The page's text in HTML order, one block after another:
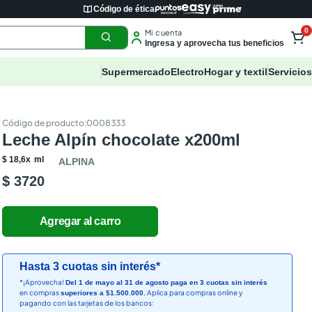
Código de ética
Mi cuenta
Ingresa y aprovecha tus beneficios
0
SupermercadoElectroHogar y textilServicios
:0008333
Leche Alpín chocolate x200ml
$ 18,6x ml ALPINA
$ 3720
Hasta 3 cuotas sin interés*
*¡Aprovecha!Del 1 de mayo al 31 de agosto paga en 3 cuotas sin interés
en comprassuperiores a $1.500.000. Aplica para compras online y
pagando con las tarjetas de los bancos: